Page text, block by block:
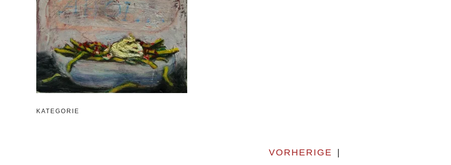
KATEGORIE
VORHERIGE